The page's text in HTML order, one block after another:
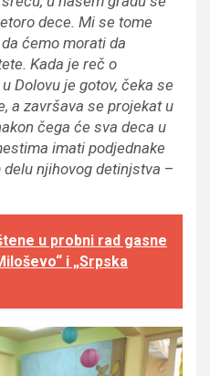
dece. Mi se tome
ćemo morati da
Kada je reč o
Dolovu je gotov, čeka se
a završava se projekat u
čega će sva deca u
imati podjednake
njihovog detinjstva –
u probni rad gasne
i „Srpska